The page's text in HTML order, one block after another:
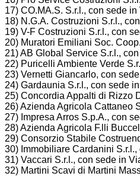
17) CO.MA.S. S.r.l., con sede
18) N.G.A. Costruzioni S.r.l.,
19) V-F Costruzioni S.r.l., con
20) Muratori Emiliani Soc.
21) AB Global Service S.r.l.,
22) Puricelli Ambiente Verde
23) Vernetti Giancarlo, con
24) Gardaunia S.r.l., con sede
25) Concordia Appalti di Rizzo
26) Azienda Agricola Cattaneo
27) Impresa Arros S.p.A., con
28) Azienda Agricola F.lli
29) Consorzio Stabile
30) Immobiliare Cardanini
31) Vaccari S.r.l., con sede in
32) Martini Scavi di Martini